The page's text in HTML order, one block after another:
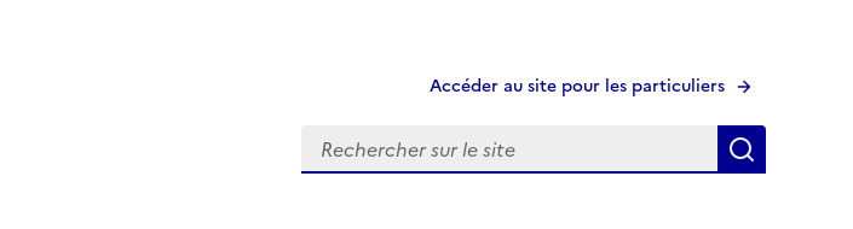
Accéder au site pour les particuliers
Recherche